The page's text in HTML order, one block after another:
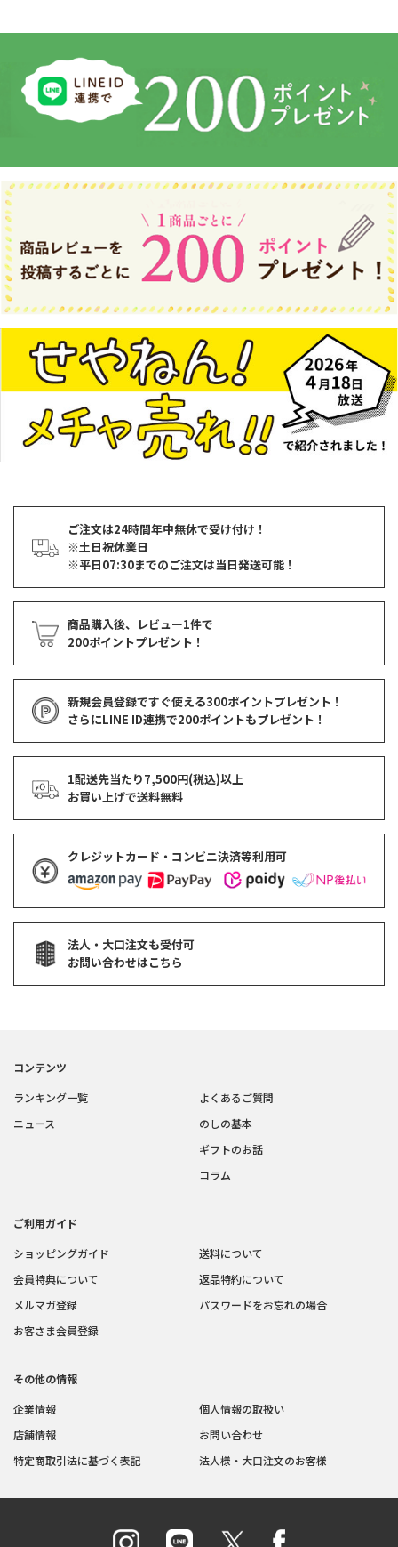
ご注文は24時間年中無休で受け付け！
※土日祝休業日
※平日07:30までのご注文は当日発送可能！
商品購入後、レビュー1件で
200ポイントプレゼント！
新規会員登録ですぐ使える300ポイントプレゼント！
さらにLINE ID連携で200ポイントもプレゼント！
1配送先当たり7,500円(税込)以上
お買い上げで送料無料
クレジットカード・コンビニ決済等利用可
法人・大口注文も受付可
お問い合わせはこちら
コンテンツ
ランキング一覧
ニュース
よくあるご質問
のしの基本
ギフトのお話
コラム
ご利用ガイド
ショッピングガイド
会員特典について
メルマガ登録
お客さま会員登録
送料について
返品特約について
パスワードをお忘れの場合
その他の情報
企業情報
店舗情報
特定商取引法に基づく表記
個人情報の取扱い
お問い合わせ
法人様・大口注文のお客様